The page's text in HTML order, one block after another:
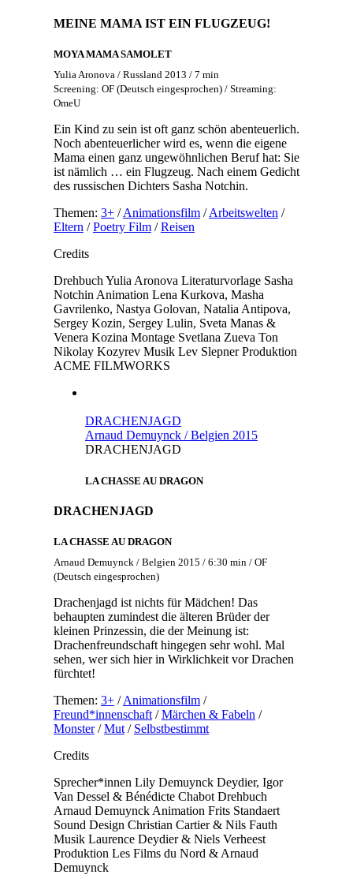
MEINE MAMA IST EIN FLUGZEUG!
MOYA MAMA SAMOLET
Yulia Aronova / Russland 2013 / 7 min
Screening: OF (Deutsch eingesprochen) / Streaming:
OmeU
Ein Kind zu sein ist oft ganz schön abenteuerlich.
Noch abenteuerlicher wird es, wenn die eigene
Mama einen ganz ungewöhnlichen Beruf hat: Sie
ist nämlich … ein Flugzeug. Nach einem Gedicht
des russischen Dichters Sasha Notchin.
Themen: 3+/Animationsfilm/Arbeitswelten/
Eltern/Poetry Film/Reisen
Credits
DrehbuchYulia Aronova Literaturvorlage Sasha
NotchinAnimation Lena Kurkova, Masha
Gavrilenko, Nastya Golovan, Natalia Antipova,
Sergey Kozin, Sergey Lulin, Sveta Manas &
Venera Kozina Montage Svetlana Zueva Ton
Nikolay Kozyrev Musik Lev Slepner Produktion
ACME FILMWORKS
DRACHENJAGD
Arnaud Demuynck / Belgien 2015
DRACHENJAGD
LA CHASSE AU DRAGON
DRACHENJAGD
LA CHASSE AU DRAGON
Arnaud Demuynck / Belgien 2015 / 6:30 min / OF
(Deutsch eingesprochen)
Drachenjagd ist nichts für Mädchen! Das
behaupten zumindest die älteren Brüder der
kleinen Prinzessin, die der Meinung ist:
Drachenfreundschaft hingegen sehr wohl. Mal
sehen, wer sich hier in Wirklichkeit vor Drachen
fürchtet!
Themen: 3+/Animationsfilm/
Freund*innenschaft/Märchen & Fabeln /
Monster/Mut/ Selbstbestimmt
Credits
Sprecher*innen Lily Demuynck Deydier, Igor
Van Dessel & Bénédicte Chabot Drehbuch
Arnaud Demuynck Animation Frits Standaert
Sound Design Christian Cartier & Nils Fauth
Musik Laurence Deydier & Niels Verheest
Produktion Les Films du Nord & Arnaud
Demuynck